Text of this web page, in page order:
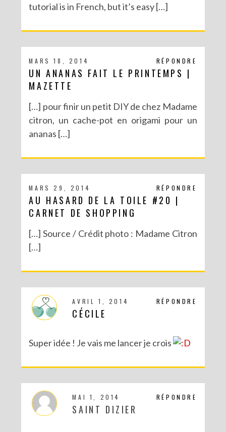
tutorial is in French, but it’s easy […]
RÉPONDRE
MARS 18, 2014
UN ANANAS FAIT LE PRINTEMPS |
MAZETTE
[…] pour finir un petit DIY de chez Madame
citron, un cache-pot en origami pour un
ananas […]
RÉPONDRE
MARS 29, 2014
AU HASARD DE LA TOILE #20 |
CARNET DE SHOPPING
[…] Source / Crédit photo : Madame Citron
[…]
RÉPONDRE
AVRIL 1, 2014
CÉCILE
Super idée ! Je vais me lancer je crois
RÉPONDRE
MAI 1, 2014
SAINT DIZIER